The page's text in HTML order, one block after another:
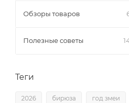
Обзоры товаров
Полезные советы
Теги
2026 бирюза год змеи